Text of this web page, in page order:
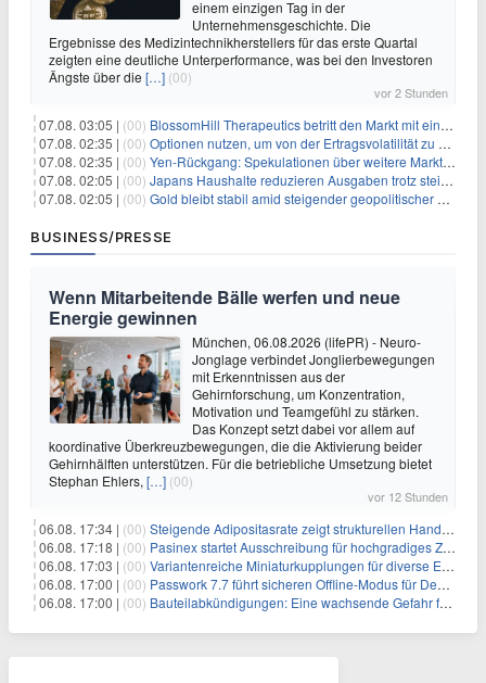
einem einzigen Tag in der
Unternehmensgeschichte. Die
Ergebnisse des Medizintechnikherstellers für das erste Quartal
zeigten eine deutliche Unterperformance, was bei den Investoren
Ängste über die […] (00)
vor 2 Stunden
07.08. 03:05 | (00) BlossomHill Therapeutics betritt den Markt mit einem IPO-Boost von 150 Millionen Dollar
07.08. 02:35 | (00) Optionen nutzen, um von der Ertragsvolatilität zu profitieren
07.08. 02:35 | (00) Yen-Rückgang: Spekulationen über weitere Marktinterventionen nehmen zu
07.08. 02:05 | (00) Japans Haushalte reduzieren Ausgaben trotz steigender Löhne: Ein Warnsignal für das Wachstum
07.08. 02:05 | (00) Gold bleibt stabil amid steigender geopolitischer Spannungen im Persischen Golf
BUSINESS/PRESSE
Wenn Mitarbeitende Bälle werfen und neue
Energie gewinnen
München, 06.08.2026 (lifePR) - Neuro-
Jonglage verbindet Jonglierbewegungen
mit Erkenntnissen aus der
Gehirnforschung, um Konzentration,
Motivation und Teamgefühl zu stärken.
Das Konzept setzt dabei vor allem auf
koordinative Überkreuzbewegungen, die die Aktivierung beider
Gehirnhälften unterstützen. Für die betriebliche Umsetzung bietet
Stephan Ehlers, […] (00)
vor 12 Stunden
06.08. 17:34 | (00) Steigende Adipositasrate zeigt strukturellen Handlungsbedarf bei der Ernährung schulpflichtiger Kinder
06.08. 17:18 | (00) Pasinex startet Ausschreibung für hochgradiges Zinksulfidkonzentrat mit Germanium- und Silbergehalten und stellt ein Betriebsupdate bereit
06.08. 17:03 | (00) Variantenreiche Miniaturkupplungen für diverse Einsatzbereiche
06.08. 17:00 | (00) Passwork 7.7 führt sicheren Offline-Modus für Desktop- und Mobile-Apps ein
06.08. 17:00 | (00) Bauteilabkündigungen: Eine wachsende Gefahr für industrielle Elektroniksysteme